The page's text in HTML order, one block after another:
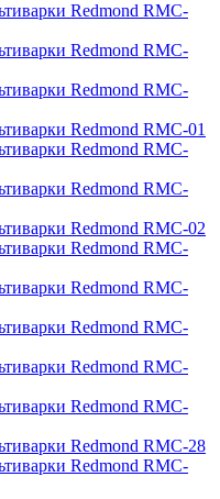
Redmond RMC-
Redmond RMC-
Redmond RMC-
Redmond RMC-01
Redmond RMC-
Redmond RMC-
Redmond RMC-02
Redmond RMC-
Redmond RMC-
Redmond RMC-
Redmond RMC-
Redmond RMC-
Redmond RMC-28
Redmond RMC-